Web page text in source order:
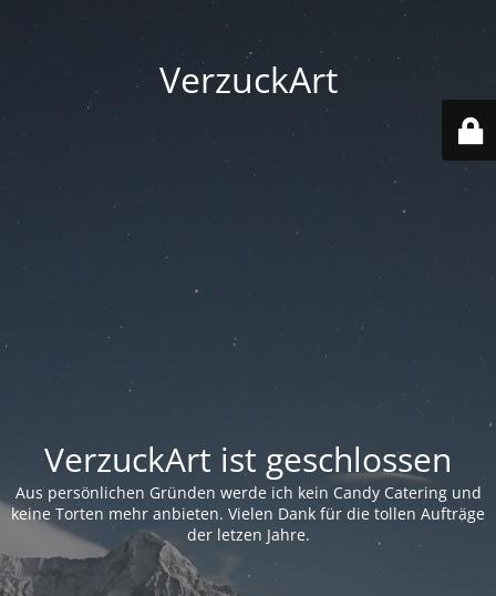
VerzuckArt
VerzuckArt ist geschlossen
Aus persönlichen Gründen werde ich kein Candy Catering und
keine Torten mehr anbieten. Vielen Dank für die tollen Aufträge
der letzen Jahre.